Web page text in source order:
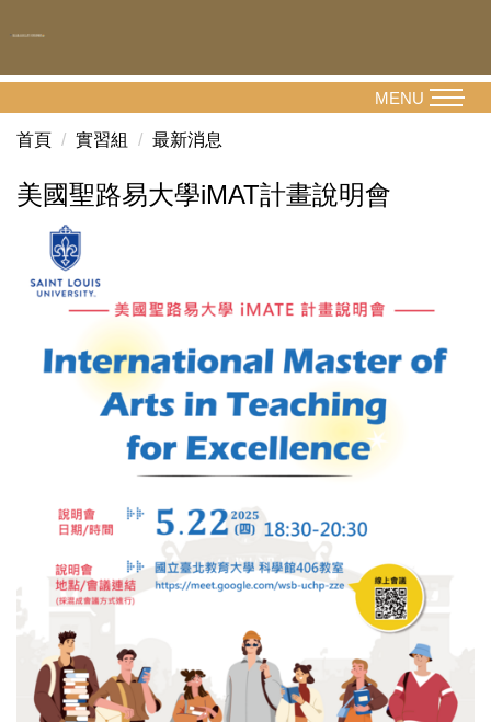
到
容
MENU
首頁 實習組 最新消息
美國聖路易大學iMAT計畫說明會